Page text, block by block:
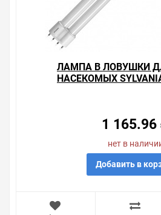
ЛАМПА В ЛОВУШКИ
НАСЕКОМЫХ
1 165.96
нет в
Добавить в